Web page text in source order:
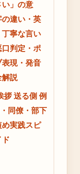
い」の意
の違い・英
丁寧な言い
口判定・ポ
表現・発音
解説
拶 送る側 例
同僚・部下
め実践スピ
ド